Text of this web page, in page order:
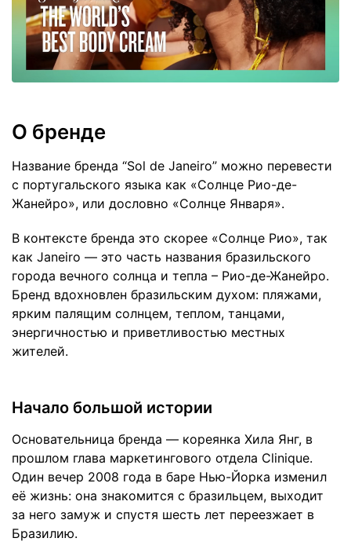
О бренде
Название бренда “Sol de Janeiro” можно перевести
с португальского языка как «Солнце Рио-де-
Жанейро», или дословно «Солнце Января».
В контексте бренда это скорее «Солнце Рио», так
как Janeiro — это часть названия бразильского
города вечного солнца и тепла – Рио-де-Жанейро.
Бренд вдохновлен бразильским духом: пляжами,
ярким палящим солнцем, теплом, танцами,
энергичностью и приветливостью местных
жителей.
Начало большой истории
Основательница бренда — кореянка Хила Янг, в
прошлом глава маркетингового отдела Clinique.
Один вечер 2008 года в баре Нью-Йорка изменил
её жизнь: она знакомится с бразильцем, выходит
за него замуж и спустя шесть лет переезжает в
Бразилию.